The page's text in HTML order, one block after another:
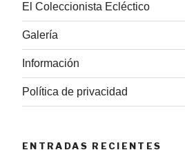
El Coleccionista Ecléctico
Galería
Información
Política de privacidad
ENTRADAS RECIENTES